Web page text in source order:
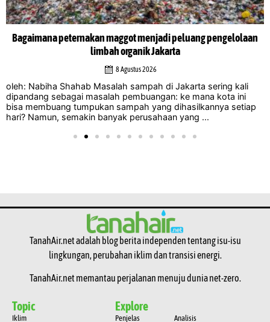
Bagaimana peternakan maggot menjadi peluang pengelolaan
limbah organik Jakarta
8 Agustus 2026
oleh: Nabiha Shahab Masalah sampah di Jakarta sering kali
dipandang sebagai masalah pembuangan: ke mana kota ini
bisa membuang tumpukan sampah yang dihasilkannya setiap
hari? Namun, semakin banyak perusahaan yang ...
TanahAir.net adalah blog berita independen tentang isu-isu
lingkungan, perubahan iklim dan transisi energi.
TanahAir.net memantau perjalanan menuju dunia net-zero.
Topic
Iklim
Explore
Penjelas Analisis